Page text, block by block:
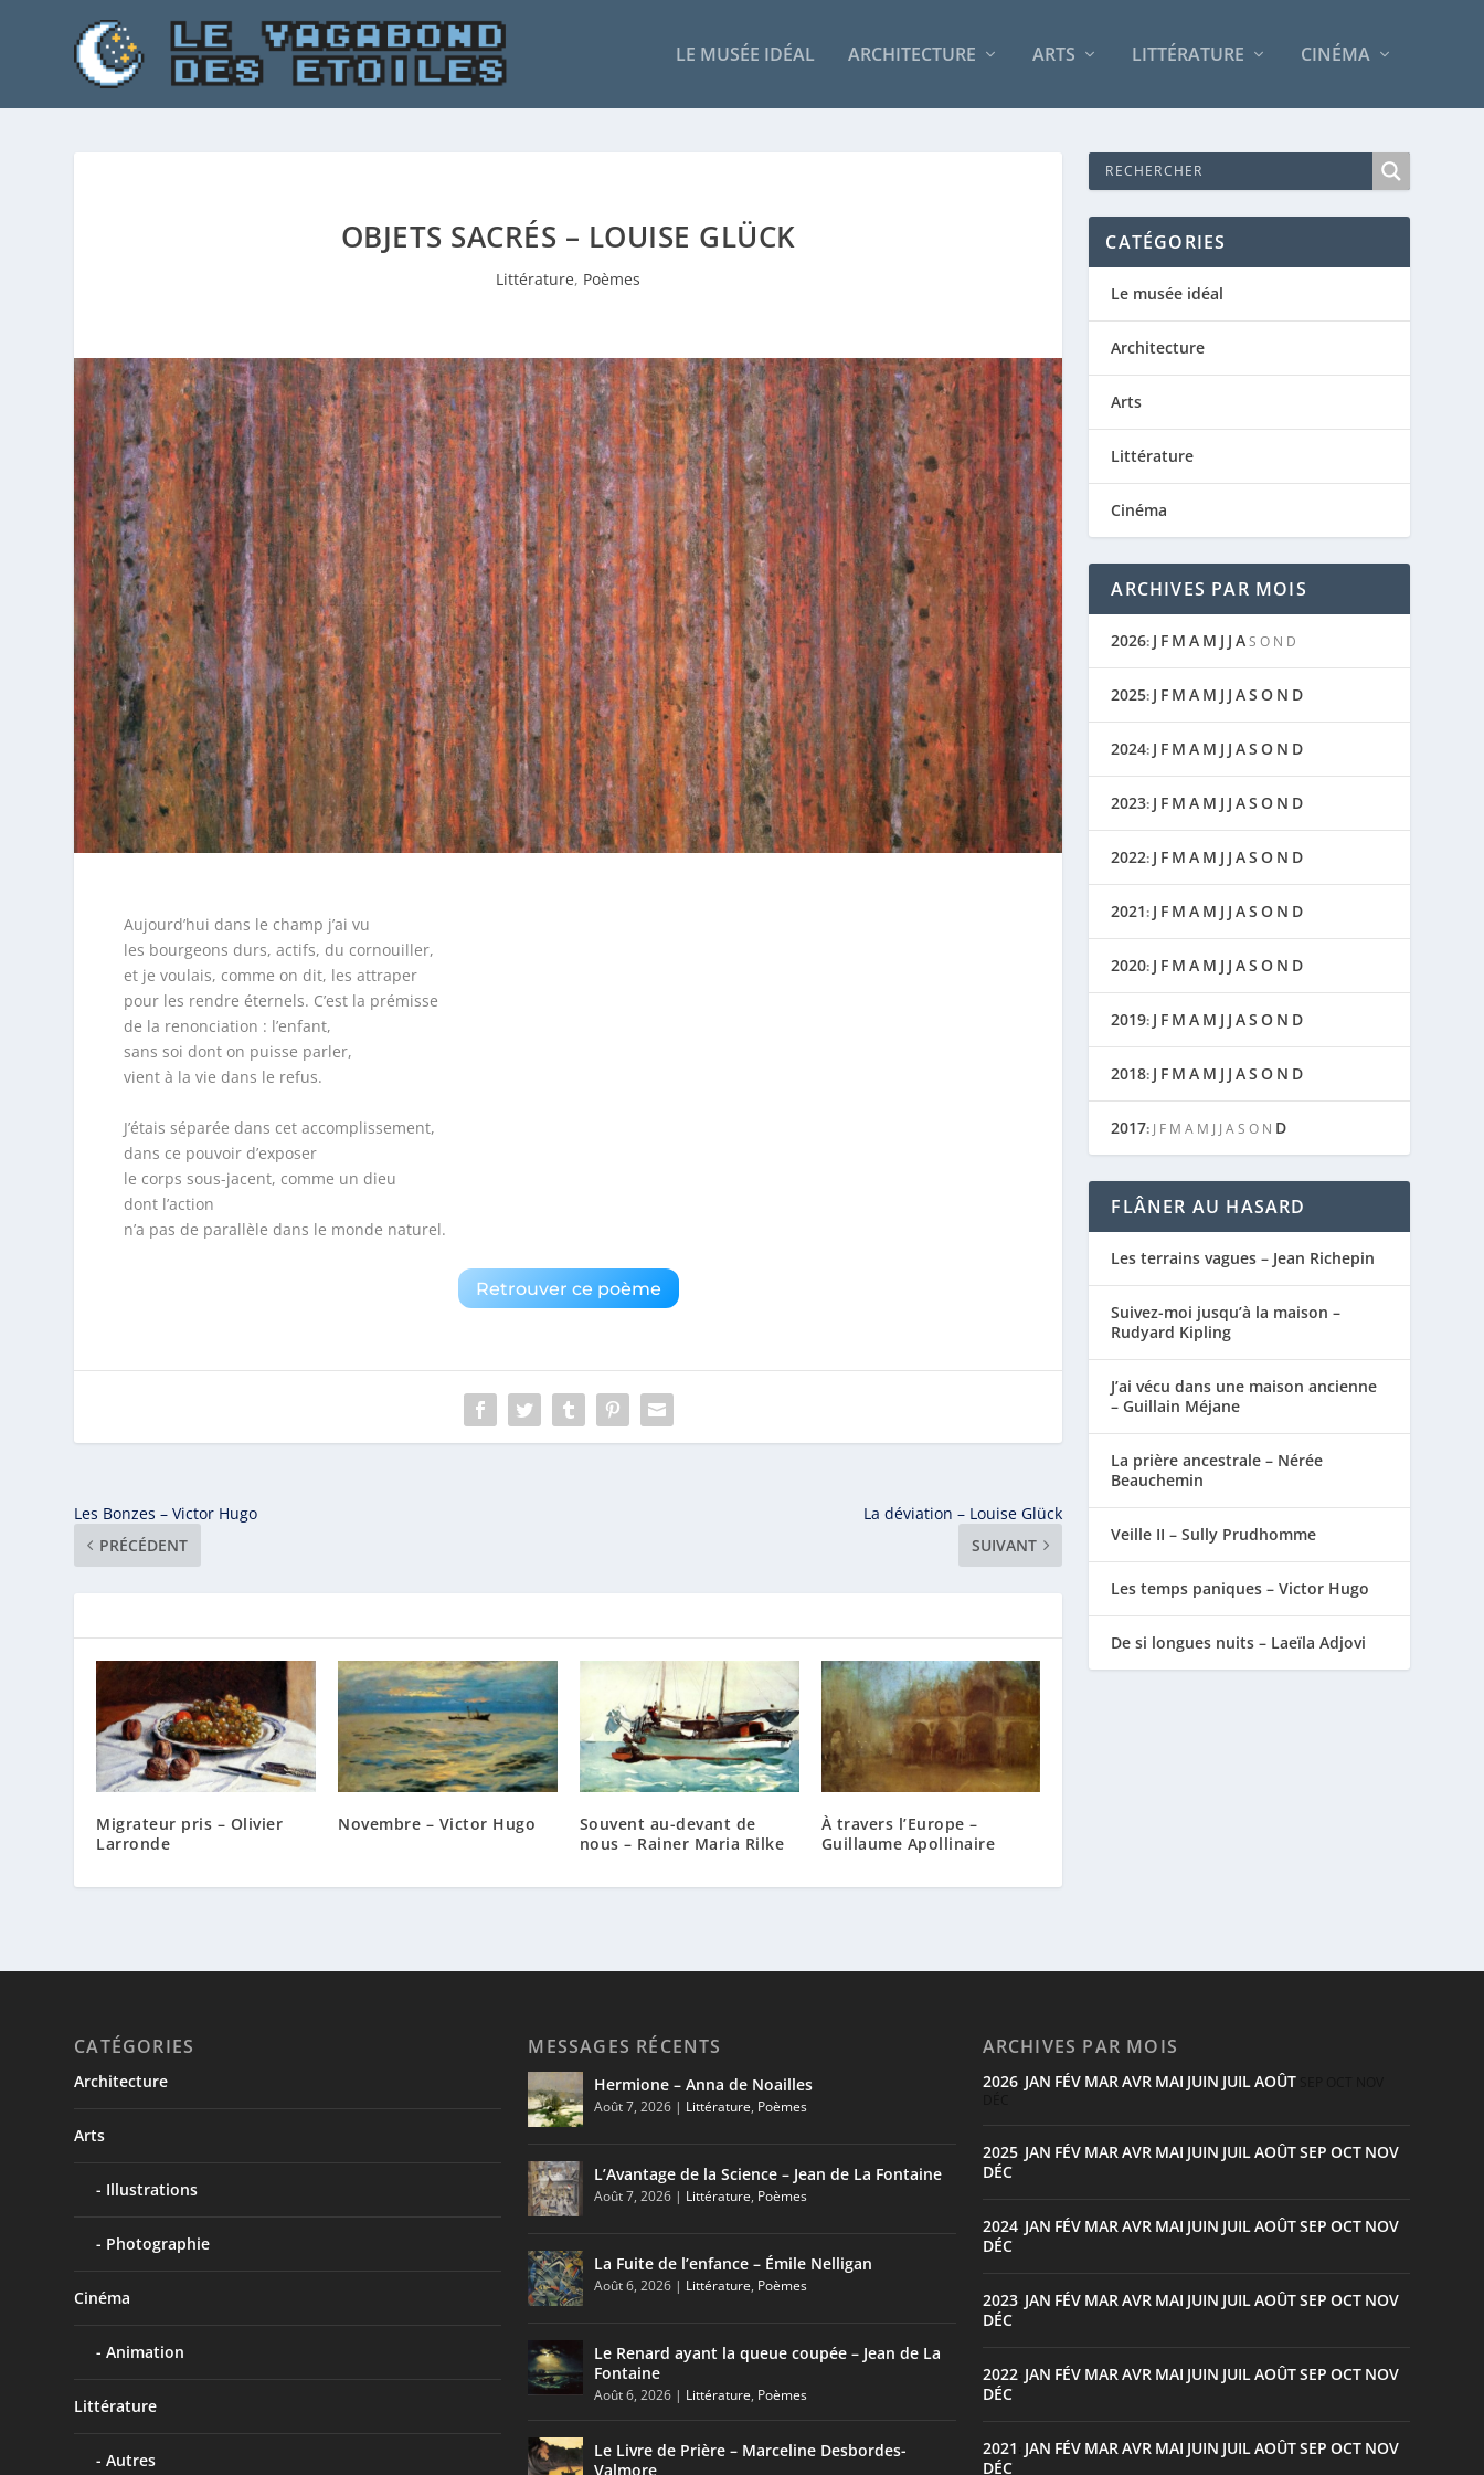
LE MUSÉE IDÉAL ARCHITECTURE ARTS LITTÉRATURE CINÉMA
OBJETS SACRÉS – LOUISE GLÜCK
Littérature, Poèmes
Aujourd’hui dans le champ j’ai vu
les bourgeons durs, actifs, du cornouiller,
et je voulais, comme on dit, les attraper
pour les rendre éternels. C’est la prémisse
de la renonciation : l’enfant,
sans soi dont on puisse parler,
vient à la vie dans le refus.
J’étais séparée dans cet accomplissement,
dans ce pouvoir d’exposer
le corps sous-jacent, comme un dieu
dont l’action
n’a pas de parallèle dans le monde naturel.
Retrouver ce poème
Les Bonzes – Victor Hugo
PRÉCÉDENT
La déviation – Louise Glück
SUIVANT
Migrateur pris – Olivier
Larronde
Novembre – Victor Hugo
Souvent au-devant de
nous – Rainer Maria Rilke
À travers l’Europe –
Guillaume Apollinaire
CATÉGORIES
Le musée idéal
Architecture
Arts
Littérature
Cinéma
ARCHIVES PAR MOIS
2026: J F M A M J J AS O N D
2025: J F M A M J J AS O N D
2024: J F M A M J J AS O N D
2023: J F M A M J J AS O N D
2022: J F M A M J J AS O N D
2021: J F M A M J J AS O N D
2020: J F M A M J J AS O N D
2019: J F M A M J J AS O N D
2018: J F M A M J J AS O N D
2017: J F M A M J J AS O N D
FLÂNER AU HASARD
Les terrains vagues – Jean Richepin
Suivez-moi jusqu’à la maison –
Rudyard Kipling
J’ai vécu dans une maison ancienne
– Guillain Méjane
La prière ancestrale – Nérée
Beauchemin
Veille II – Sully Prudhomme
Les temps paniques – Victor Hugo
De si longues nuits – Laeïla Adjovi
CATÉGORIES
Architecture
Arts
Illustrations
Photographie
Cinéma
Animation
Littérature
Autres
MESSAGES RÉCENTS
Hermione – Anna de Noailles
Août 7, 2026 | Littérature, Poèmes
L’Avantage de la Science – Jean de La Fontaine
Août 7, 2026 | Littérature, Poèmes
La Fuite de l’enfance – Émile Nelligan
Août 6, 2026 | Littérature, Poèmes
Le Renard ayant la queue coupée – Jean de La
Fontaine
Août 6, 2026 | Littérature, Poèmes
Le Livre de Prière – Marceline Desbordes-
Valmore
ARCHIVES PAR MOIS
2026: JAN FÉV MARAVR MAI JUIN JUILAOÛT
2025: JAN FÉV MARAVR MAI JUIN JUILAOÛTSEP OCT NOV
DÉC
2024: JAN FÉV MARAVR MAI JUIN JUILAOÛTSEP OCT NOV
DÉC
2023: JAN FÉV MARAVR MAI JUIN JUILAOÛTSEP OCT NOV
DÉC
2022: JAN FÉV MARAVR MAI JUIN JUILAOÛTSEP OCT NOV
DÉC
2021 JAN FÉV MARAVR MAI JUIN JUILAOÛTSEP OCT NOV
DÉC